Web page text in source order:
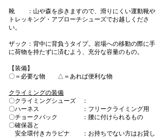
靴 ：山や森を歩きますので、滑りにくい運動靴や
トレッキング・アプローチシューズでお越しくださ
い。
ザック：背中に背負うタイプ。岩場への移動の際に手
に荷物を持たずに済むよう、充分な容量のもの。
【装備】
〇＝必要な物 △＝あれば便利な物
クライミングの装備
〇クライミングシューズ ：
〇ハーネス ：フリークライミング用
〇チョークバック ：腰に付けられるもの
〇確保器と
安全環付きカラビナ ：お持ちでない方はお貸し